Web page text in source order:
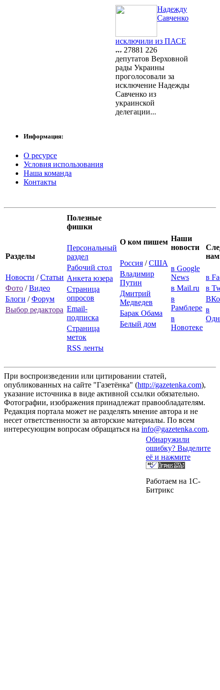
Надежду
Савченко
исключили из ПАСЕ
27881 226
депутатов Верховной
рады Украины
проголосовали за
исключение Надежды
Савченко из
украинской
делегации...
Информация:
О ресурсе
Условия использования
Наша команда
Контакты
Разделы
Новости /Статьи
Фото /Видео
Блоги /Форум
Выбор редактора
Полезные
фишки
Персональный
раздел
Рабочий стол
Анкета юзера
Страница
опросов
Email-
подписка
Страница
меток
RSS ленты
О ком пишем
Россия /США
Владимир
Путин
Дмитрий
Медведев
Барак Обама
Белый дом
Наши
новости
в Google
News
в Mail.ru
в
Рамблере
в
Новотеке
в
в
в
При воспроизведении или цитировании статей,
опубликованных на сайте "Газетёнка" (http://gazetenka.com),
указание источника в виде активной ссылки обязательно.
Фотографии, изображения принадлежат правообладателям.
Редакция портала может не разделять мнение автора и не
несет ответственности за авторские материалы. По всем
интересующим вопросам обращаться на info@gazetenka.com.
Обнаружили
ошибку? Выделите
её и нажмите
Работаем на 1C-
Битрикс